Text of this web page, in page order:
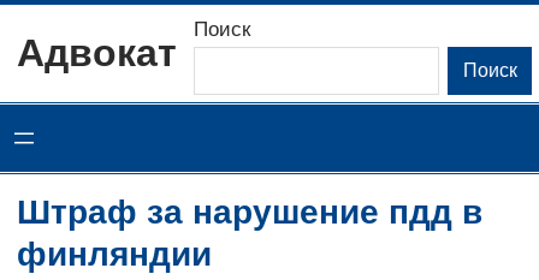
Адвокат
Поиск
Поиск
Штраф за нарушение пдд в
финляндии